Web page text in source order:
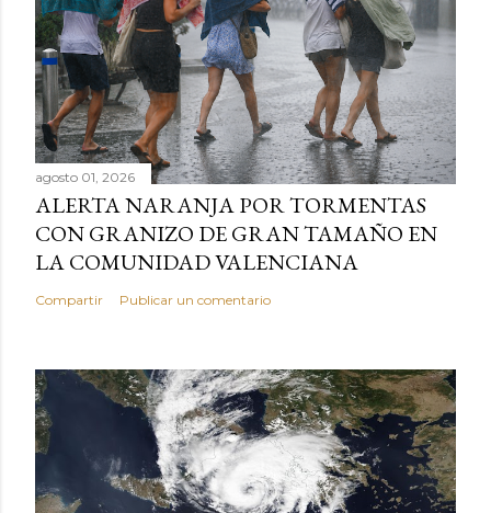
agosto 01, 2026
ALERTA NARANJA POR TORMENTAS
CON GRANIZO DE GRAN TAMAÑO EN
LA COMUNIDAD VALENCIANA
Compartir Publicar un comentario